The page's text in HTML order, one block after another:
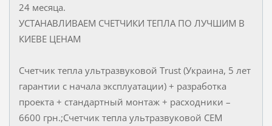
24 месяца.
УСТАНАВЛИВАЕМ СЧЕТЧИКИ ТЕПЛА ПО ЛУЧШИМ В
КИЕВЕ ЦЕНАМ
Счетчик тепла ультразвуковой Trust (Украина, 5 лет
гарантии с начала эксплуатации) + разработка
проекта + стандартный монтаж + расходники –
6600 грн.;Счетчик тепла ультразвуковой CEM